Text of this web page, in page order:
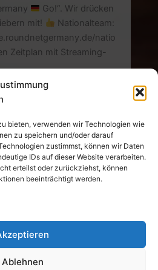
bieten, verwenden wir Technologien wie
zu speichern und/oder darauf
zustimmst, können wir Daten
IDs auf dieser Website verarbeiten.
erteilst oder zurückziehst, können
beeinträchtigt werden.
Ablehnen
Go!“. Wir drücken
mit!
Nationalteam:
natio
Zeitplan mit Streaming-
roun
2024/streaming
Weilheim e.V. Alle Rechte
vorbehalten.
Datenschutz